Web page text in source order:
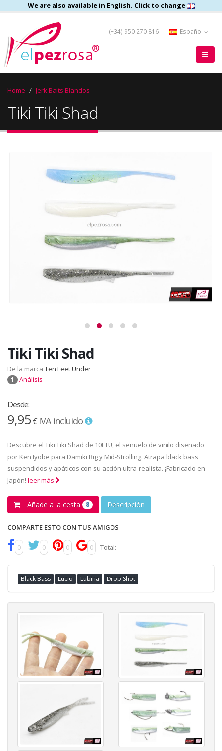
We are also available in English. Click to change
(+34) 950 270 816 Español
Home Jerk Baits Blandos
Tiki Tiki Shad
Tiki Tiki Shad
De la marca Ten Feet Under
1 Análisis
Desde:
9,95€ IVA incluido
Descubre el Tiki Tiki Shad de 10FTU, el señuelo de vinilo diseñado
por Ken Iyobe para Damiki Rig y Mid-Strolling. Atrapa black bass
suspendidos y apáticos con su acción ultra-realista. ¡Fabricado en
Japón! leer más
Añade a la cesta 8 Descripción
COMPARTE ESTO CON TUS AMIGOS
0 0 0 0 Total:
Black Bass Lucio Lubina Drop Shot